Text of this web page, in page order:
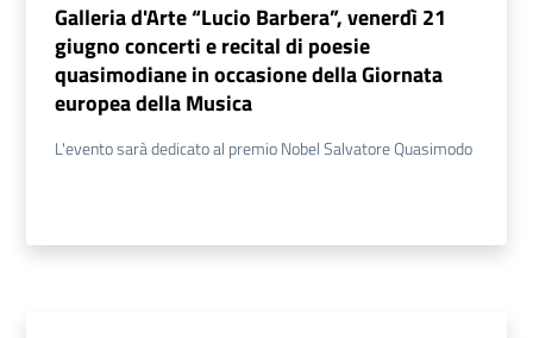
Galleria d'Arte “Lucio Barbera”, venerdì 21
giugno concerti e recital di poesie
quasimodiane in occasione della Giornata
europea della Musica
L'evento sarà dedicato al premio Nobel Salvatore Quasimodo